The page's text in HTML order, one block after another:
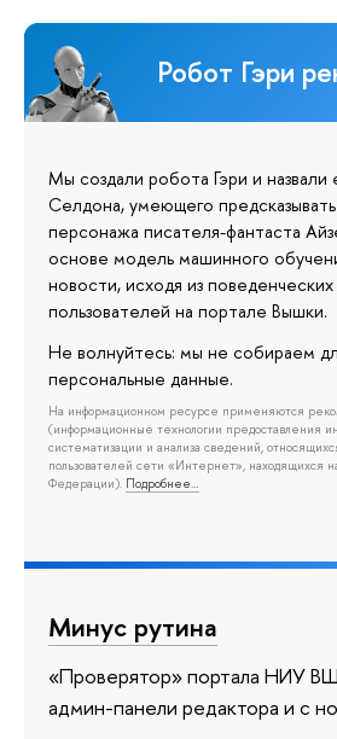
Робот Гэри
Мы создали робота Гэри и назвали
Селдона, умеющего
персонажа писателя-фантаста
основе модель машинного
новости, исходя из
пользователей на портале Вышки.
Не волнуйтесь: мы не собираем
персональные данные.
На информационном ресурсе применяются
(информационные технологии предоставления
систематизации и анализа сведений,
пользователей сети «Интернет», находящихся
Федерации). Подробнее…
Минус рутина
«Проверятор» портала НИУ
админ-панели редактора и с